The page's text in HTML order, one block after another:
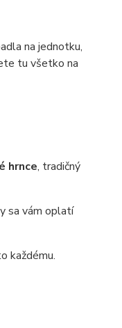
na jednotku,
tu všetko na
hrnce, tradičný
sa vám oplatí
každému.